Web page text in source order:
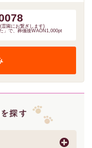
園にお繋ぎします)
」で、葬儀後WAON1,000pt